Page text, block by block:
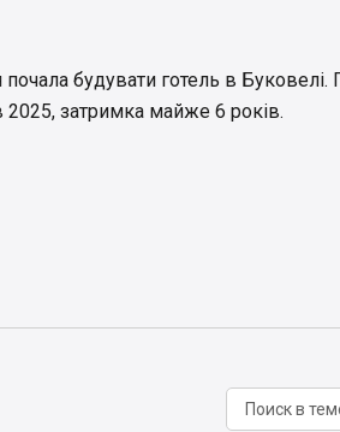
будувати готель в
затримка майже 6 років.